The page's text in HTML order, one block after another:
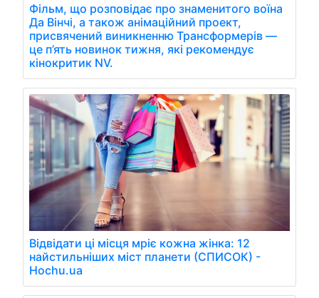
Фільм, що розповідає про знаменитого воїна
Да Вінчі, а також анімаційний проект,
присвячений виникненню Трансформерів —
це п’ять новинок тижня, які рекомендує
кінокритик NV.
Відвідати ці місця мріє кожна жінка: 12
найстильніших міст планети (СПИСОК) -
Hochu.ua